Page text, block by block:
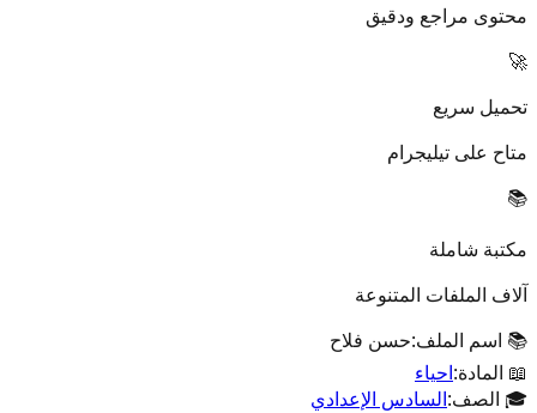
محتوى مراجع ودقيق
🚀
تحميل سريع
متاح على تيليجرام
📚
مكتبة شاملة
آلاف الملفات المتنوعة
📚 اسم الملف:حسن فلاح
📖 المادة:احياء
🎓 الصف:السادس الإعدادي